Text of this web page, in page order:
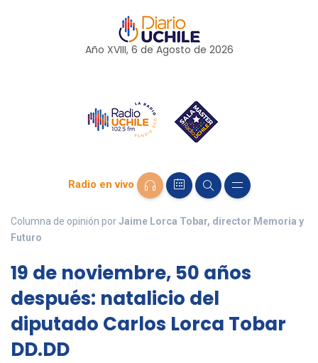
Año XVIII, 6 de Agosto de 2026
Radio en vivo
Columna de opinión porJaime Lorca Tobar, director Memoria y
Futuro
19 de noviembre, 50 años
después: natalicio del
diputado Carlos Lorca Tobar
DD.DD